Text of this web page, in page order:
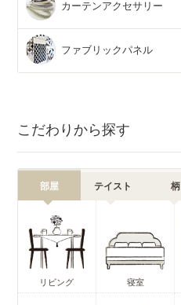
カーテンアクセサリー
ファブリックパネル
こだわりから探す
部屋 テイスト 柄
リビング 寝室